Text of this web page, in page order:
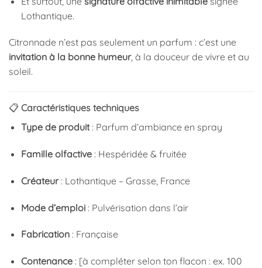
Lothantique.
Citronnade n’est pas seulement un parfum : c’est une
invitation à la bonne humeur, à la douceur de vivre et au
soleil.
📋 Caractéristiques techniques
Type de produit: Parfum d’ambiance en spray
Famille olfactive: Hespéridée & fruitée
Créateur: Lothantique – Grasse, France
Mode d’emploi: Pulvérisation dans l’air
Fabrication: Française
Contenance: [à compléter selon ton flacon : ex. 100